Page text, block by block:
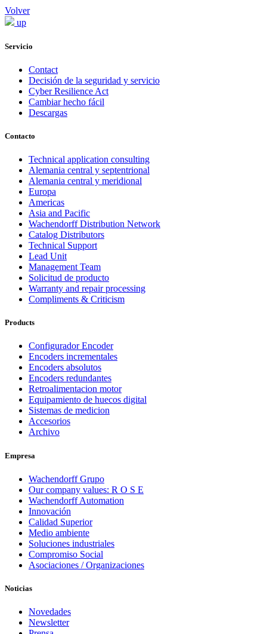
Volver
up
Servicio
Contact
Decisión de la seguridad y servicio
Cyber Resilience Act
Cambiar hecho fácil
Descargas
Contacto
Technical application consulting
Alemania central y septentrional
Alemania central y meridional
Europa
Americas
Asia and Pacific
Wachendorff Distribution Network
Catalog Distributors
Technical Support
Lead Unit
Management Team
Solicitud de producto
Warranty and repair processing
Compliments & Criticism
Products
Configurador Encoder
Encoders incrementales
Encoders absolutos
Encoders redundantes
Retroalimentacion motor
Equipamiento de huecos digital
Sistemas de medicion
Accesorios
Archivo
Empresa
Wachendorff Grupo
Our company values: R O S E
Wachendorff Automation
Innovación
Calidad Superior
Medio ambiente
Soluciones industriales
Compromiso Social
Asociaciones / Organizaciones
Noticias
Novedades
Newsletter